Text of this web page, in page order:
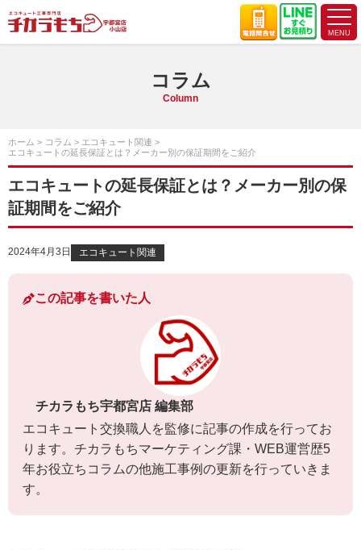
コラム
Column
ホーム コラム
エコキュート関連
エコキュートの延長保証とは？メーカー別の保証期間をご紹介
エコキュートの延長保証とは？メーカー別の保
証期間をご紹介
2024年4月3日 エコキュート関連
この記事を書いた人
チカラもち宇都宮店 編集部
エコキュート交換職人を監修に記事の作成を行ってお
ります。チカラもちマーケティング課・WEB運営歴5
年お役立ちコラムの他施工事例の更新を行っていきま
す。